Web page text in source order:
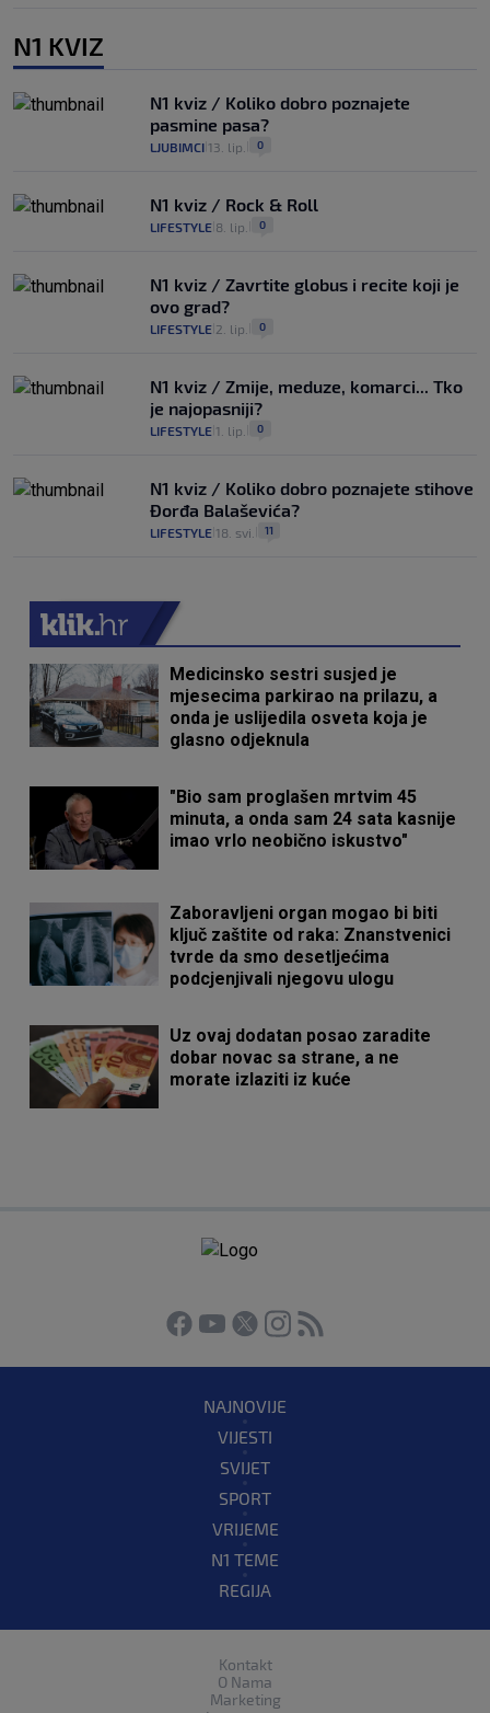
N1 KVIZ
N1 kviz / Koliko dobro poznajete
pasmine pasa?
LJUBIMCI 13. lip. 0
N1 kviz / Rock & Roll
LIFESTYLE 8. lip. 0
N1 kviz / Zavrtite globus i recite koji je
ovo grad?
LIFESTYLE 2. lip. 0
N1 kviz / Zmije, meduze, komarci... Tko
je najopasniji?
LIFESTYLE 1. lip. 0
N1 kviz / Koliko dobro poznajete stihove
Đorđa Balaševića?
LIFESTYLE 18. svi. 11
Medicinsko sestri susjed je
mjesecima parkirao na prilazu, a
onda je uslijedila osveta koja je
glasno odjeknula
"Bio sam proglašen mrtvim 45
minuta, a onda sam 24 sata kasnije
imao vrlo neobično iskustvo"
Zaboravljeni organ mogao bi biti
ključ zaštite od raka: Znanstvenici
tvrde da smo desetljećima
podcjenjivali njegovu ulogu
Uz ovaj dodatan posao zaradite
dobar novac sa strane, a ne
morate izlaziti iz kuće
NAJNOVIJE
VIJESTI
SVIJET
SPORT
VRIJEME
N1 TEME
REGIJA
Kontakt
O Nama
Marketing